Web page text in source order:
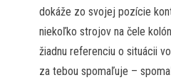
dokáže zo svojej pozície
niekoľko strojov na čele
žiadnu referenciu o situácii
za tebou spomaľuje –